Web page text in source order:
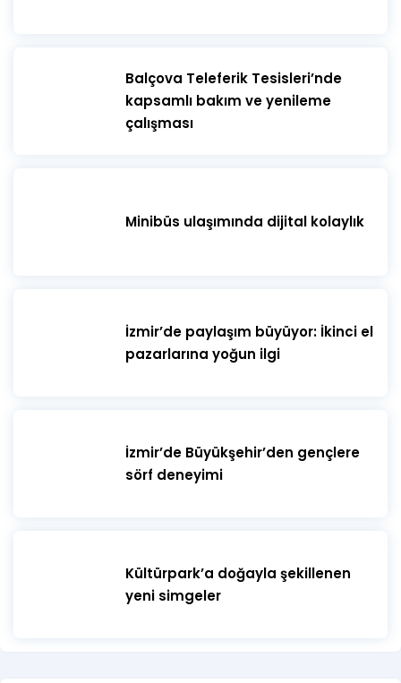
​Balçova Teleferik Tesisleri’nde
kapsamlı bakım ve yenileme
çalışması
Minibüs ulaşımında dijital kolaylık
İzmir’de paylaşım büyüyor: İkinci el
pazarlarına yoğun ilgi
İzmir’de Büyükşehir’den gençlere
sörf deneyimi
Kültürpark’a doğayla şekillenen
yeni simgeler